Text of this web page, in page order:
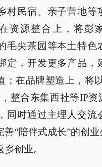
村民宿、亲子营地等
资源整合上，将彭
毛尖茶园等本土特色
定，开发更多产品，
；在品牌塑造上，将
整合东集西社等IP
同时通过主理人交流
善“陪伴式成长”的创
创业。